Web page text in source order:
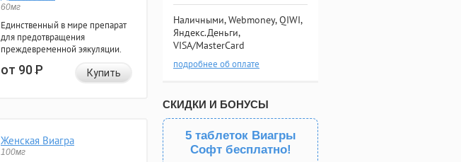
60мг
Единственный в мире препарат
для предотвращения
преждевременной эякуляции.
от 90Р Купить
Женская Виагра
100мг
Наличными, Webmoney, QIWI,
Яндекс.Деньги,
VISA/MasterCard
подробнее об оплате
СКИДКИ И БОНУСЫ
5 таблеток Виагры
Софт бесплатно!